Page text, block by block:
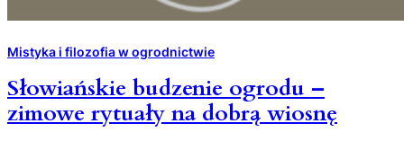
Mistyka i filozofia w ogrodnictwie
Słowiańskie budzenie ogrodu –
zimowe rytuały na dobrą wiosnę